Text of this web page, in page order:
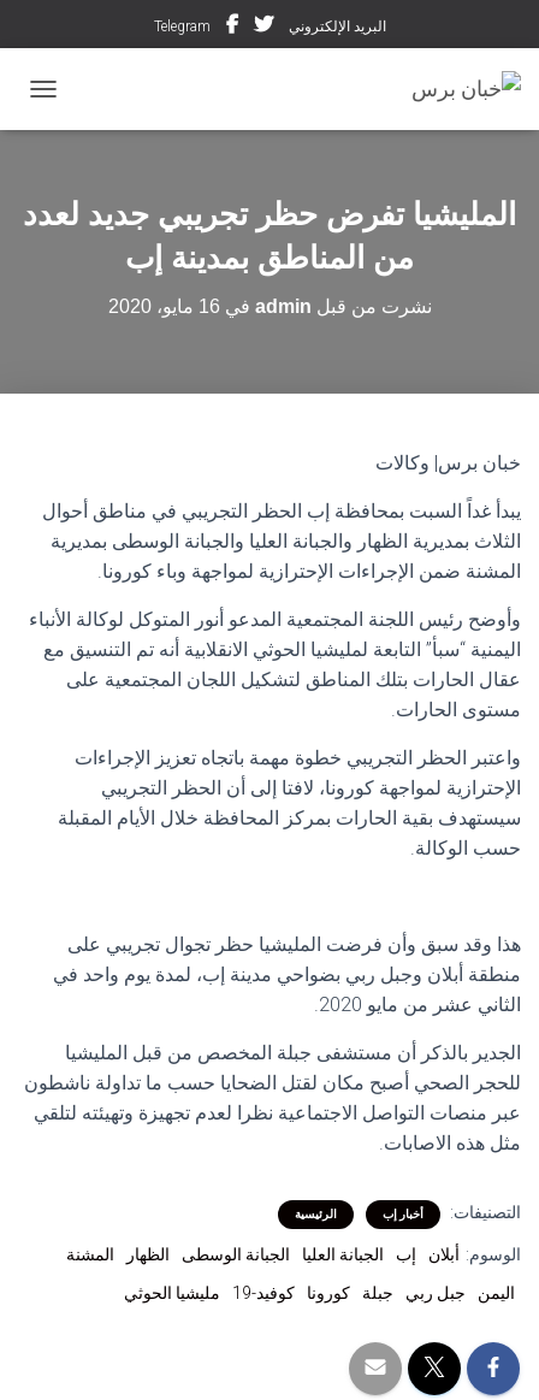
البريد الإلكتروني Telegram
المليشيا تفرض حظر تجريبي جديد لعدد
من المناطق بمدينة إب
نشرت من قبل admin في 16 مايو، 2020
خبان برس| وكالات
يبدأ غداً السبت بمحافظة إب الحظر التجريبي في مناطق أحوال
الثلاث بمديرية الظهار والجبانة العليا والجبانة الوسطى بمديرية
المشنة ضمن الإجراءات الإحترازية لمواجهة وباء كورونا.
وأوضح رئيس اللجنة المجتمعية المدعو أنور المتوكل لوكالة الأنباء
اليمنية “سبأ” التابعة لمليشيا الحوثي الانقلابية أنه تم التنسيق مع
عقال الحارات بتلك المناطق لتشكيل اللجان المجتمعية على
مستوى الحارات.
واعتبر الحظر التجريبي خطوة مهمة باتجاه تعزيز الإجراءات
الإحترازية لمواجهة كورونا، لافتا إلى أن الحظر التجريبي
سيستهدف بقية الحارات بمركز المحافظة خلال الأيام المقبلة
حسب الوكالة.
هذا وقد سبق وأن فرضت المليشيا حظر تجوال تجريبي على
منطقة أبلان وجبل ربي بضواحي مدينة إب، لمدة يوم واحد في
الثاني عشر من مايو 2020.
الجدير بالذكر أن مستشفى جبلة المخصص من قبل المليشيا
للحجر الصحي أصبح مكان لقتل الضحايا حسب ما تداولة ناشطون
عبر منصات التواصل الاجتماعية نظرا لعدم تجهيزة وتهيئته لتلقي
مثل هذه الاصابات.
التصنيفات: أخبار إب الرئيسية
الوسوم: أبلان إب الجبانة العليا الجبانة الوسطى الظهار
المشنة
اليمن
جبل ربي جبلة كورونا كوفيد-19 مليشيا الحوثي